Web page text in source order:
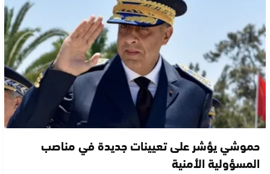
حموشي يؤشر على تعيينات جديدة في مناصب
المسؤولية الأمنية